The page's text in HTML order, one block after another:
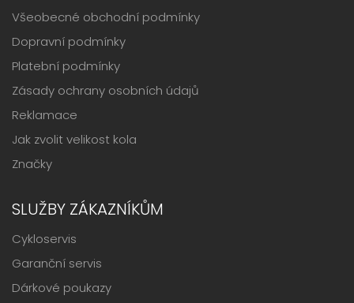
Všeobecné obchodní podmínky
Dopravní podmínky
Platební podmínky
Zásady ochrany osobních údajů
Reklamace
Jak zvolit velikost kola
Značky
SLUŽBY ZÁKAZNÍKŮM
Cykloservis
Garanční servis
Dárkové poukazy